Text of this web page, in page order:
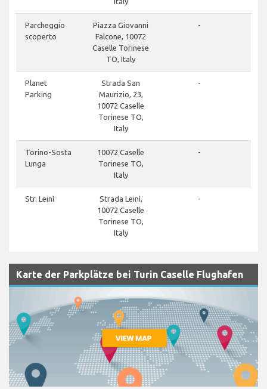
Parcheggio
scoperto
Piazza Giovanni
Falcone, 10072
Caselle Torinese
TO, Italy
-
Planet
Parking
Strada San
Maurizio, 23,
10072 Caselle
Torinese TO,
Italy
-
Torino-Sosta
Lunga
10072 Caselle
Torinese TO,
Italy
-
Str. Leinì
Strada Leinì,
10072 Caselle
Torinese TO,
Italy
-
Karte der Parkplätze bei Turin Caselle Flughafen